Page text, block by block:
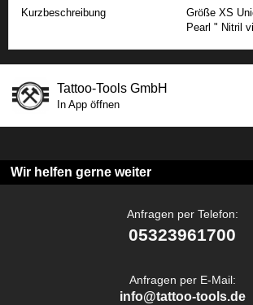
Kurzbeschreibung
Größe XS
Pearl " Nitril
Tattoo-Tools GmbH
In App öffnen
Wir helfen gerne weiter
Anfragen per Telefon:
05323961700
Anfragen per E-Mail:
info@tattoo-tools.de